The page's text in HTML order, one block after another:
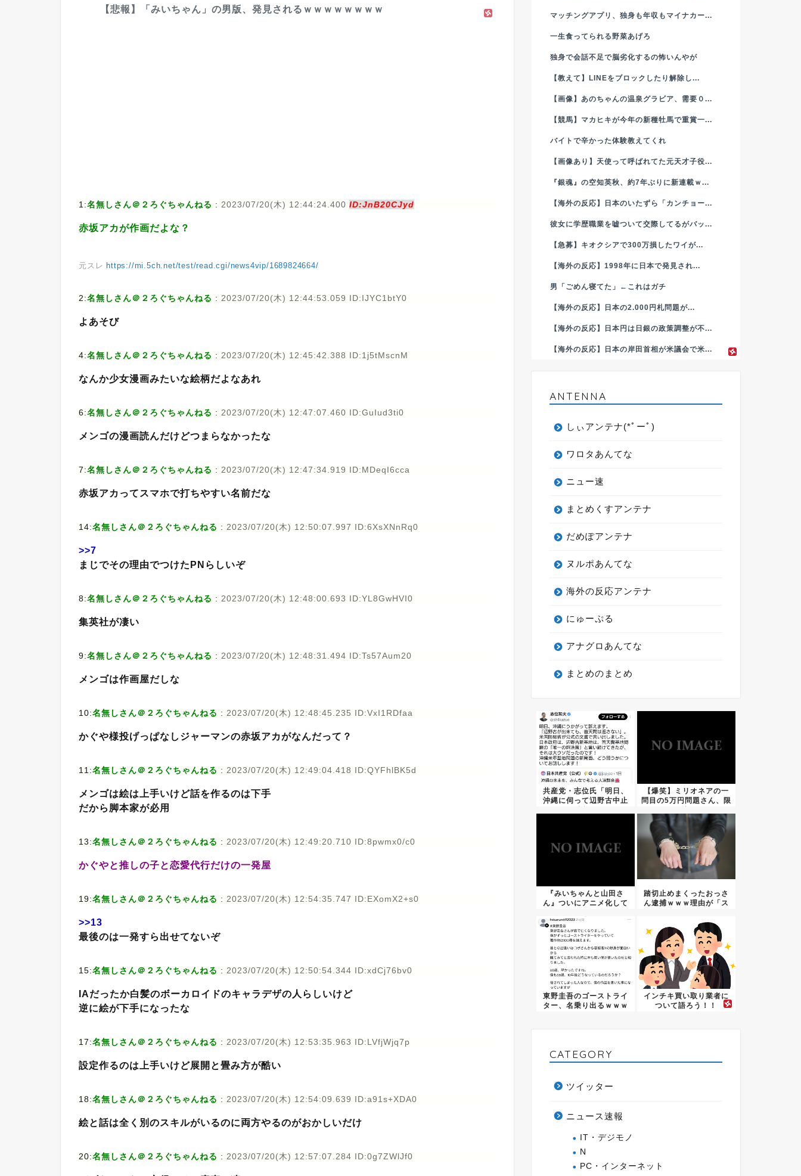
【悲報】「みいちゃん」の男版、発見されるｗｗｗｗｗｗｗｗ
1:名無しさん＠２ろぐちゃんねる : 2023/07/20(木) 12:44:24.400 ID:JnB20CJyd
赤坂アカが作画だよな？
元スレ https://mi.5ch.net/test/read.cgi/news4vip/1689824664/
2:名無しさん＠２ろぐちゃんねる : 2023/07/20(木) 12:44:53.059 ID:IJYC1btY0
よあそび
4:名無しさん＠２ろぐちゃんねる : 2023/07/20(木) 12:45:42.388 ID:1j5tMscnM
なんか少女漫画みたいな絵柄だよなあれ
6:名無しさん＠２ろぐちゃんねる : 2023/07/20(木) 12:47:07.460 ID:GuIud3ti0
メンゴの漫画読んだけどつまらなかったな
7:名無しさん＠２ろぐちゃんねる : 2023/07/20(木) 12:47:34.919 ID:MDeqI6cca
赤坂アカってスマホで打ちやすい名前だな
14:名無しさん＠２ろぐちゃんねる : 2023/07/20(木) 12:50:07.997 ID:6XsXNnRq0
>>7
まじでその理由でつけたPNらしいぞ
8:名無しさん＠２ろぐちゃんねる : 2023/07/20(木) 12:48:00.693 ID:YL8GwHVI0
集英社が凄い
9:名無しさん＠２ろぐちゃんねる : 2023/07/20(木) 12:48:31.494 ID:Ts57Aum20
メンゴは作画屋だしな
10:名無しさん＠２ろぐちゃんねる : 2023/07/20(木) 12:48:45.235 ID:VxI1RDfaa
かぐや様投げっぱなしジャーマンの赤坂アカがなんだって？
11:名無しさん＠２ろぐちゃんねる : 2023/07/20(木) 12:49:04.418 ID:QYFhlBK5d
メンゴは絵は上手いけど話を作るのは下手
だから脚本家が必用
13:名無しさん＠２ろぐちゃんねる : 2023/07/20(木) 12:49:20.710 ID:8pwmx0/c0
かぐやと推しの子と恋愛代行だけの一発屋
19:名無しさん＠２ろぐちゃんねる : 2023/07/20(木) 12:54:35.747 ID:EXomX2+s0
>>13
最後のは一発すら出せてないぞ
15:名無しさん＠２ろぐちゃんねる : 2023/07/20(木) 12:50:54.344 ID:xdCj76bv0
IAだったか白髪のボーカロイドのキャラデザの人らしいけど
逆に絵が下手になったな
17:名無しさん＠２ろぐちゃんねる : 2023/07/20(木) 12:53:35.963 ID:LVfjWjq7p
設定作るのは上手いけど展開と畳み方が酷い
18:名無しさん＠２ろぐちゃんねる : 2023/07/20(木) 12:54:09.639 ID:a91s+XDA0
絵と話は全く別のスキルがいるのに両方やるのがおかしいだけ
20:名無しさん＠２ろぐちゃんねる : 2023/07/20(木) 12:57:07.284 ID:0g7ZWlJf0
マッチングアプリ、独身も年収もマイナカー...
一生食ってられる野菜あげろ
独身で会話不足で脳劣化するの怖いんやが
【教えて】LINEをブロックしたり解除し...
【画像】あのちゃんの温泉グラビア、需要０...
【競馬】マカヒキが今年の新種牡馬で重賞一...
バイトで辛かった体験教えてくれ
【画像あり】天使って呼ばれてた元天才子役...
『銀魂』の空知英秋、約7年ぶりに新連載ｗ...
【海外の反応】日本のいたずら「カンチョー...
彼女に学歴職業を嘘ついて交際してるがバッ...
【急募】キオクシアで300万損したワイが...
【海外の反応】1998年に日本で発見され...
男「ごめん寝てた」←これはガチ
【海外の反応】日本の2.000円札問題が...
【海外の反応】日本円は日銀の政策調整が不...
【海外の反応】日本の岸田首相が米議会で米...
ANTENNA
しぃアンテナ(*ﾟーﾟ)
ワロタあんてな
ニュー速
まとめくすアンテナ
だめぽアンテナ
ヌルポあんてな
海外の反応アンテナ
にゅーぷる
アナグロあんてな
まとめのまとめ
共産党・志位氏「明日、
沖縄に伺って辺野古中止
【爆笑】ミリオネアの一
問目の5万円問題さん、限
『みいちゃんと山田さ
ん』ついにアニメ化して
踏切止めまくったおっさ
ん逮捕ｗｗｗ理由が「ス
東野圭吾のゴーストライ
ター、名乗り出るｗｗｗ
インチキ買い取り業者に
ついて語ろう！！
CATEGORY
ツイッター
ニュース速報
IT・デジモノ
N
PC・インターネット